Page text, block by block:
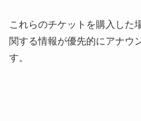
これらのチケットを購入した
関する情報が優先的にアナウ
す。